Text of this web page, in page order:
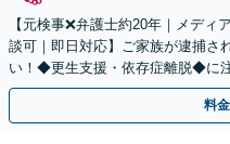
【元検事❌弁護士約20年｜メデ
談可｜即日対応】ご家族が逮捕さ
い！◆更生支援・依存症離脱◆に
療機関と密に連携【初回相談無料
料